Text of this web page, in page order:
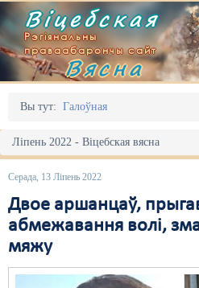
Віцебская
Рэгіянальны
праваабарончы сайт
Вясна
Вы тут: Галоўная
Ліпень 2022 - Віцебская вясна
Серада, 13 Ліпень 2022
Двое аршанцаў,
абмежавання волі,
мяжу
Галоўная
Адміністрацыйны перасьлед
Акцыі
Выбары
Грамадзянскія ініцыятывы
Дзяржава
Выданьні
Відэа
Пра нас
RSS